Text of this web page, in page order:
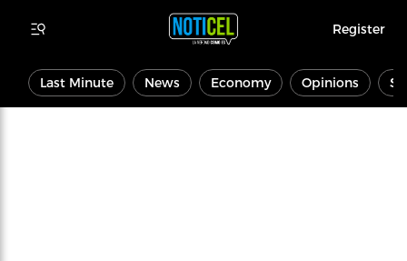
Register
Last Minute News Economy Opinions